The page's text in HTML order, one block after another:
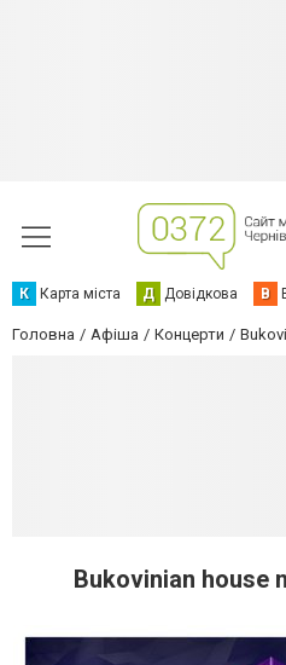
К Карта міста Д Довідкова В
Головна Афіша Концерти
Bukovinian house